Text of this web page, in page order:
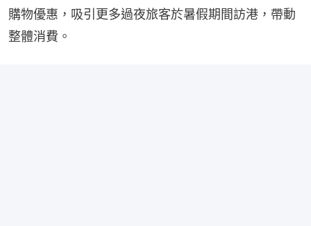
購物優惠，吸引更多過夜旅客於暑假期間訪港，帶動
整體消費。